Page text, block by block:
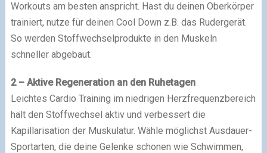
Workouts am besten anspricht. Hast du deinen Oberkörper
trainiert, nutze für deinen Cool Down z.B. das Rudergerät.
So werden Stoffwechselprodukte in den Muskeln
schneller abgebaut.
2 – Aktive Regeneration an den Ruhetagen
Leichtes Cardio Training im niedrigen Herzfrequenzbereich
hält den Stoffwechsel aktiv und verbessert die
Kapillarisation der Muskulatur. Wähle möglichst Ausdauer-
Sportarten, die deine Gelenke schonen wie Schwimmen,